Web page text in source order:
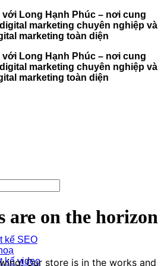
Long Hạnh Phúc – nơi cung
marketing chuyên nghiệp và
marketing toàn diện
Long Hạnh Phúc – nơi cung
marketing chuyên nghiệp và
marketing toàn diện
kế SEO
kế video
are on the horizon
Our store is in the works and